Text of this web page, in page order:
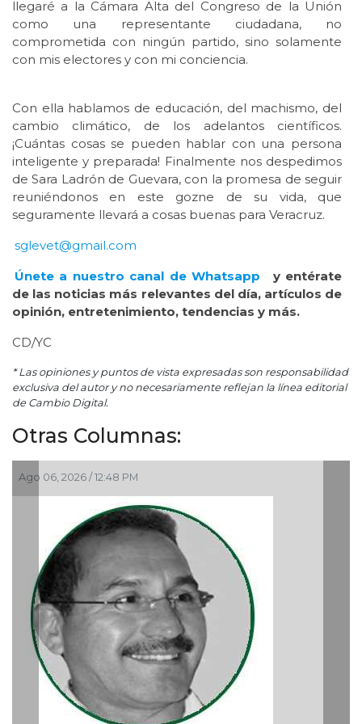
llegaré a la Cámara Alta del Congreso de la Unión
como una representante ciudadana, no
comprometida con ningún partido, sino solamente
con mis electores y con mi conciencia.
Con ella hablamos de educación, del machismo, del
cambio climático, de los adelantos científicos.
¡Cuántas cosas se pueden hablar con una persona
inteligente y preparada! Finalmente nos despedimos
de Sara Ladrón de Guevara, con la promesa de seguir
reuniéndonos en este gozne de su vida, que
seguramente llevará a cosas buenas para Veracruz.
sglevet@gmail.com
Únete a nuestro canal de Whatsapp
y entérate
de las noticias más relevantes del día, artículos de
opinión, entretenimiento, tendencias y más.
CD/YC
* Las opiniones y puntos de vista expresadas son responsabilidad
exclusiva del autor y no necesariamente reflejan la línea editorial
de Cambio Digital.
Otras Columnas:
PM